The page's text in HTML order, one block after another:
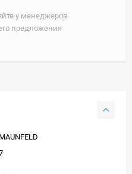
у менеджеров
предложения
MAUNFELD